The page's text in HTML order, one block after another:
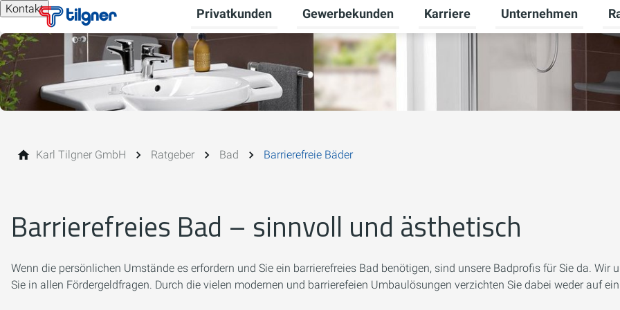
Kontakt Privatkunden
Untermenü für Privatkunden umschalten
Gewerbekunden
Untermenü für Gewerbekunden
Karriere
Untermenü für
Unternehmen
Karl Tilgner GmbH Ratgeber Bad Barrierefreie Bäder
Barrierefreies Bad – sinnvoll und ästhetisch
Wenn die persönlichen Umstände es erfordern und Sie ein barrierefreies Bad benötigen, sind unsere Badprofis für Sie da.
Sie in allen Fördergeldfragen. Durch die vielen modernen und barrierefeien Umbaulösungen verzichten Sie dabei weder auf